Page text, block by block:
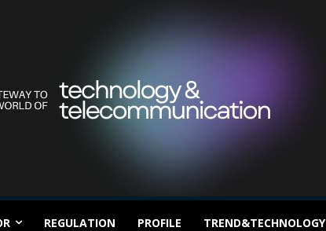
REGULATION PROFILE TREND&TECHNOLOGY